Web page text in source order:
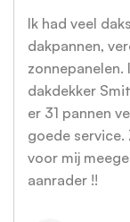
Ik had veel
dakpannen,
zonnepanelen.
dakdekker
er 31 pannen
goede
voor mij
aanrader !!